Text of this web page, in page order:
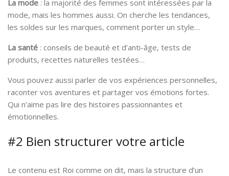
La mode : la majorité des femmes sont intéressées par la
mode, mais les hommes aussi. On cherche les tendances,
les soldes sur les marques, comment porter un style…
La santé : conseils de beauté et d’anti-âge, tests de
produits, recettes naturelles testées…
Vous pouvez aussi parler de vos expériences personnelles,
raconter vos aventures et partager vos émotions fortes.
Qui n’aime pas lire des histoires passionnantes et
émotionnelles.
#2 Bien structurer votre article
Le contenu est Roi comme on dit, mais la structure d’un